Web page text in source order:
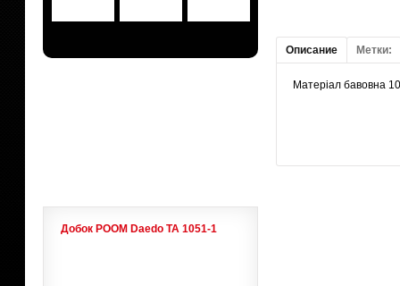
Добок POOM Daedo ТА 1051-1
Описание Метки:
Матеріал бавовна